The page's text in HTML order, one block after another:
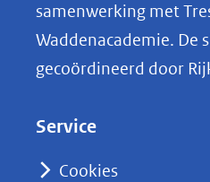
k
e
samenwerking met
Waddenacademie. De
gecoördineerd door
Service
Cookies